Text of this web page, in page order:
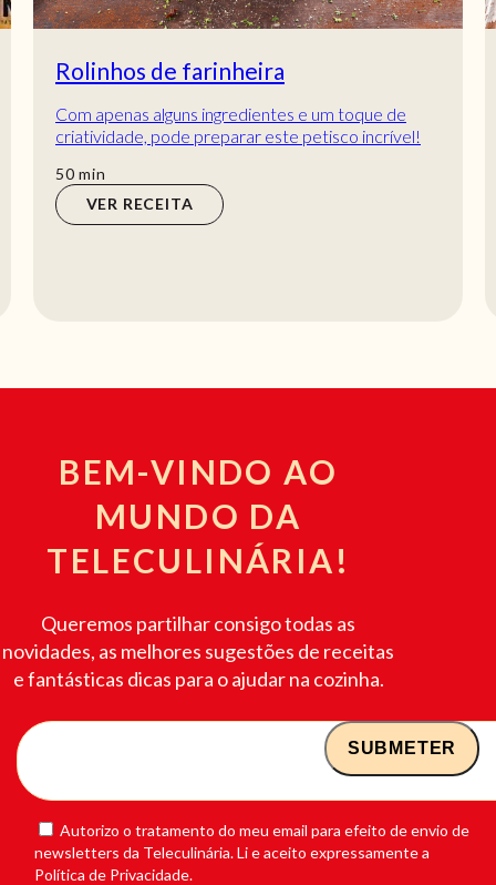
Rolinhos de farinheira
Com apenas alguns ingredientes e um toque de
criatividade, pode preparar este petisco incrível!
50min
min
VER RECEITA
BEM-VINDO AO
MUNDO DA
TELECULINÁRIA!
Queremos partilhar consigo todas as
novidades, as melhores sugestões de receitas
e fantásticas dicas para o ajudar na cozinha.
Autorizo o tratamento do meu email para efeito de envio de
newsletters da Teleculinária. Li e aceito expressamente a
Política de Privacidade.